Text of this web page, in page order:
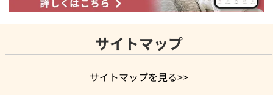
サイトマップ
サイトマップを見る>>